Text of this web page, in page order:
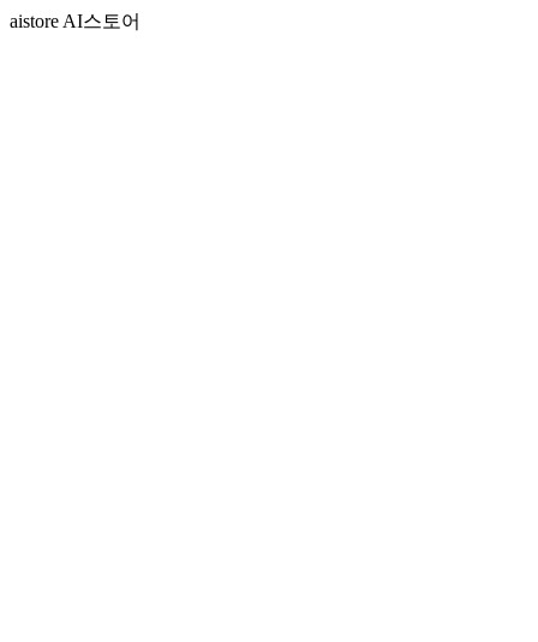
aistore AI스토어